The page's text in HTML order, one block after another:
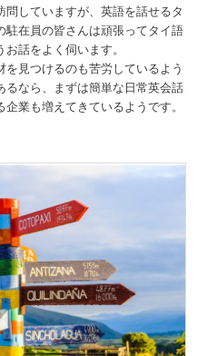
していますが、英語を話せるタ
駐在員の皆さんは頑張ってタイ語
話をよく伺います。
見つけるのも苦労しているよう
るなら、まずは簡単な日常英会話
業も増えてきているようです。